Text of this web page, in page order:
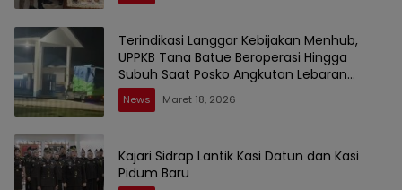
Terindikasi Langgar Kebijakan Menhub,
UPPKB Tana Batue Beroperasi Hingga
Subuh Saat Posko Angkutan Lebaran
Berlangsung
News Maret 18, 2026
Kajari Sidrap Lantik Kasi Datun dan Kasi
Pidum Baru